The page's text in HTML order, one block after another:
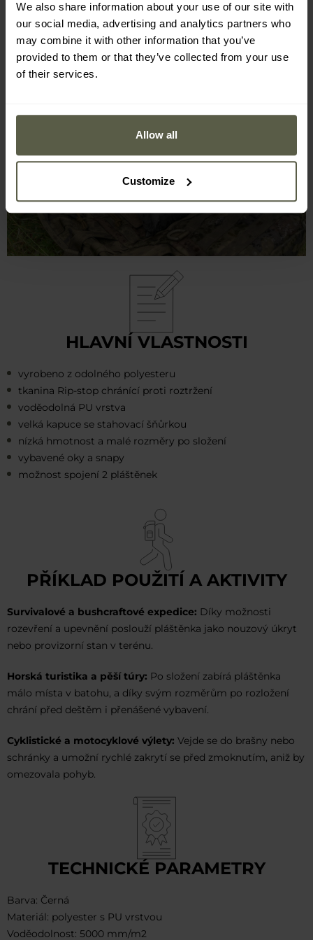
We also share information about your use of our site with
our social media, advertising and analytics partners who
may combine it with other information that you’ve
provided to them or that they’ve collected from your use
of their services.
Allow all
Customize
Souprava obsahujepraktický obal se stahovací šňůrkou,
který usnadňuje přepravu a umožňuje bezpečně uložit
pláštěnku. Také chrání zbytek vybavení před náhodným
namočením.
HLAVNÍ VLASTNOSTI
vyrobeno z odolného polyesteru
tkanina Rip-stop chránící proti roztržení
voděodolná PU vrstva
velká kapuce se stahovací šňůrkou
nízká hmotnost a malé rozměry po složení
vybavené oky a snapy
možnost spojení 2 pláštěnek
PŘÍKLAD POUŽITÍ A AKTIVITY
Survivalové a bushcraftové expedice: Díky možnosti
rozevření a upevnění poslouží pláštěnka jako nouzový úkryt
nebo provizorní stan v terénu.
Horská turistika a pěší túry: Po složení zabírá pláštěnka
málo místa v batohu, a díky svým rozměrům po rozložení
chrání před deštěm i přenášené vybavení.
Cyklistické a motocyklové výlety: Vejde se do brašny nebo
schránky a umožní rychlé zakrytí se před zmoknutím, aniž by
omezovala pohyb.
TECHNICKÉ PARAMETRY
Barva: Černá
Materiál: polyester s PU vrstvou
Voděodolnost: 5000 mm/m2